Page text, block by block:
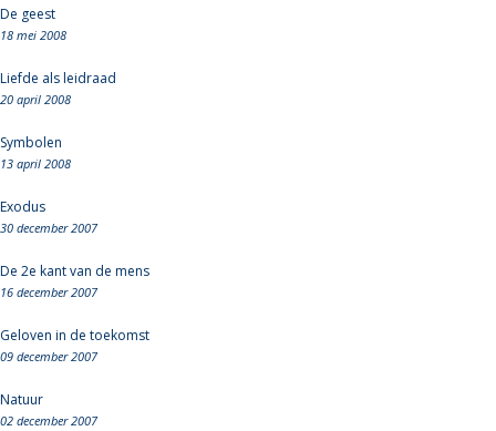
De geest
18 mei 2008
Liefde als leidraad
20 april 2008
Symbolen
13 april 2008
Exodus
30 december 2007
De 2e kant van de mens
16 december 2007
Geloven in de toekomst
09 december 2007
Natuur
02 december 2007